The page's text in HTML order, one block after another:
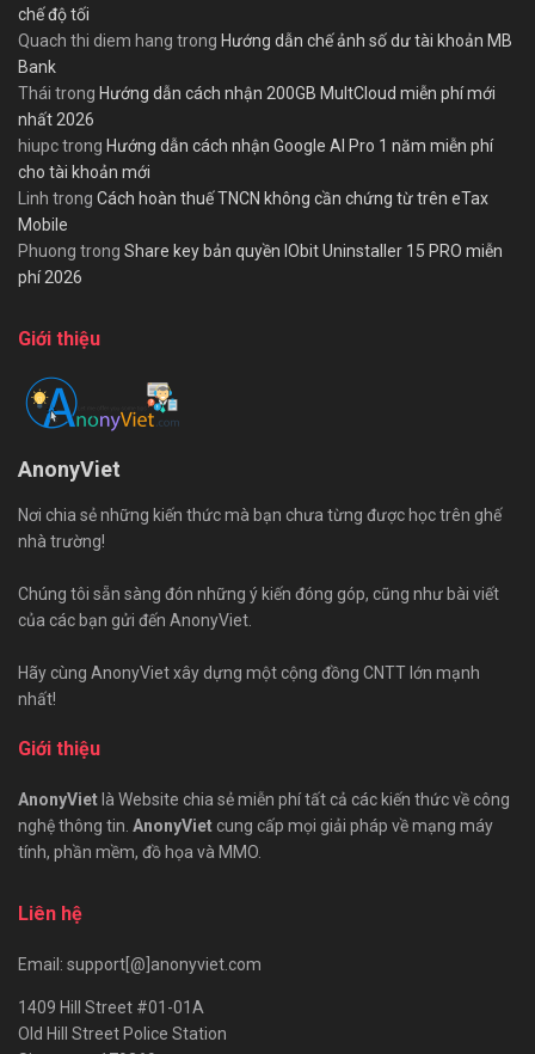
chế độ tối
Quach thi diem hang trong Hướng dẫn chế ảnh số dư tài khoản MB
Bank
Thái trong Hướng dẫn cách nhận 200GB MultCloud miễn phí mới
nhất 2026
hiupctrong Hướng dẫn cách nhận Google AI Pro 1 năm miễn phí
cho tài khoản mới
Linh trong Cách hoàn thuế TNCN không cần chứng từ trên eTax
Mobile
Phuong trong Share key bản quyền IObit Uninstaller 15 PRO miễn
phí 2026
Giới thiệu
AnonyViet
Nơi chia sẻ những kiến thức mà bạn chưa từng được học trên ghế
nhà trường!
Chúng tôi sẵn sàng đón những ý kiến đóng góp, cũng như bài viết
của các bạn gửi đến AnonyViet.
Hãy cùng AnonyViet xây dựng một cộng đồng CNTT lớn mạnh
nhất!
Giới thiệu
AnonyViet là Website chia sẻ miễn phí tất cả các kiến thức về công
nghệ thông tin. AnonyViet cung cấp mọi giải pháp về mạng máy
tính, phần mềm, đồ họa và MMO.
Liên hệ
Email: support[@]anonyviet.com
1409 Hill Street #01-01A
Old Hill Street Police Station